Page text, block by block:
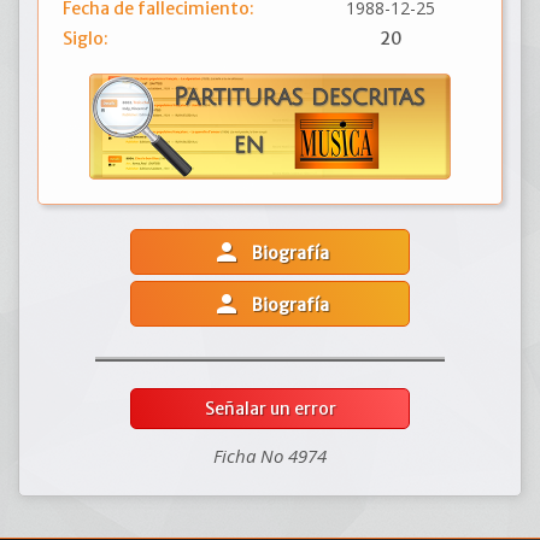
Fecha de fallecimiento:
1988-12-25
Siglo: 20
person Biografía
person Biografía
Señalar un error
Ficha No 4974